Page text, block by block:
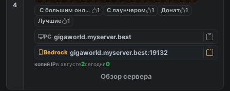
4
С большим онлайном
1 С лаунчером 1 Донат
1
Лучшие
1
PC gigaworld.myserver.best
Bedrock gigaworld.myserver.best:19132
копий IPв августе2сегодня0
Обзор сервера